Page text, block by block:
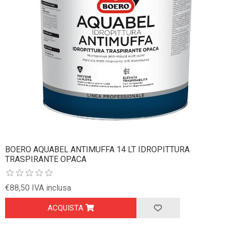
BOERO AQUABEL ANTIMUFFA 14 LT IDROPITTURA
TRASPIRANTE OPACA
€88,50 IVA inclusa
ACQUISTA